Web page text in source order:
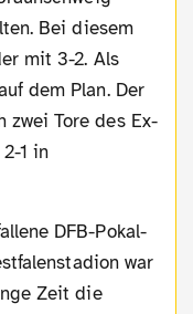
Bei diesem
mit 3-2. Als
dem Plan. Der
zwei Tore des Ex-
1 in
war
Zeit die